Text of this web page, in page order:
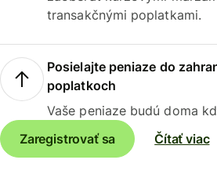
transakčnými poplatkami.
Posielajte peniaze do
poplatkoch
Vaše peniaze budú doma
Zaregistrovať sa
Čítať viac